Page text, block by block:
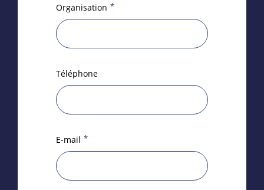
Organisation *
Téléphone
E-mail *